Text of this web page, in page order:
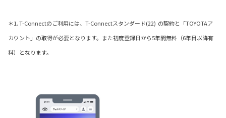
＊1. T-Connectのご利用には、T-Connectスタンダード(22) の契約と「TOYOTAア
カウント」の取得が必要となります。また初度登録日から5年間無料（6年目以降有
料）となります。